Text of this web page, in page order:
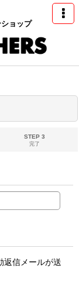
ョップ
STEP 3
完了
信メールが送